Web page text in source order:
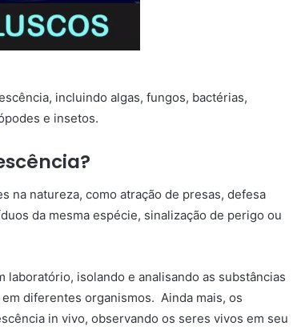
incluindo algas, fungos, bactérias,
e insetos.
na natureza, como atração de presas, defesa
da mesma espécie, sinalização de perigo ou
isolando e analisando as substâncias
diferentes organismos. Ainda mais, os
in vivo, observando os seres vivos em seu